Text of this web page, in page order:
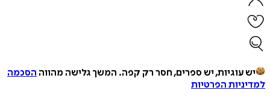
יש עוגיות, יש ספרים, חסר רק קפה. המשך גלישה מהווה הסכמה
למדיניות הפרטיות